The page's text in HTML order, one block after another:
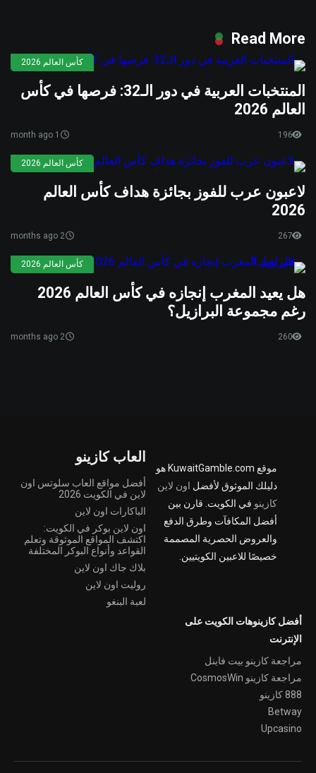
Read More
كأس العالم 2026
المنتخبات العربية في دور الـ32: فرصها في كأس
العالم 2026
1 month ago 196
كأس العالم 2026
لاعبون عرب للفوز بجائزة هداف كأس العالم
2026
2 months ago 267
كأس العالم 2026
هل يعيد المغرب إنجازه في كأس العالم 2026
رغم مجموعة البرازيل؟
2 months ago 260
موقع KuwaitGamble.com هو
دليلك الموثوق لأفضل اون لاين
كازينو في الكويت. قارن بين
أفضل المكافآت وطرق الدفع
والعروض الحصرية المصممة
خصيصًا للاعبين الكويتيين.
العاب كازينو
أفضل مواقع العاب سلوتس اون
لاين في الكويت 2026
الباكارات اون لاين
اون لاين بوكر في الكويت:
اكتشف المواقع الموثوقة وتعلم
القواعد وأنواع البوكر المختلفة
بلاك جاك اون لاين
روليت اون لاين
لعبة البنغو
أفضل كازينوهات الكويت على
الإنترنت
مراجعة كازينو بيت فاينل
مراجعة كازينو CosmosWin
888 كازينو
Betway
Upcasino